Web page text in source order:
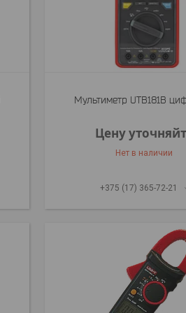
Мультиметр UTB181B
Цену
Нет в наличии
+375 (17) 365-72-21